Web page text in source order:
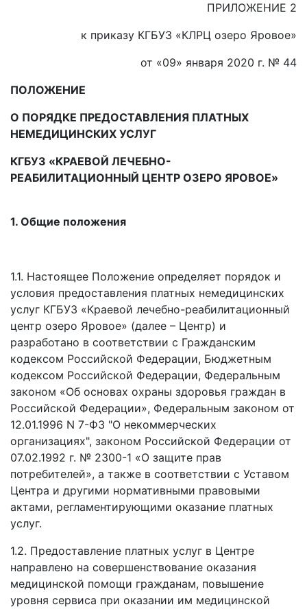
ПРИЛОЖЕНИЕ 2
к приказу КГБУЗ «КЛРЦ озеро Яровое»
от «09» января 2020 г. № 44
ПОЛОЖЕНИЕ
О ПОРЯДКЕ ПРЕДОСТАВЛЕНИЯ ПЛАТНЫХ
НЕМЕДИЦИНСКИХ УСЛУГ
КГБУЗ «КРАЕВОЙ ЛЕЧЕБНО-
РЕАБИЛИТАЦИОННЫЙ ЦЕНТР ОЗЕРО ЯРОВОЕ»
1. Общие положения
1.1. Настоящее Положение определяет порядок и
условия предоставления платных немедицинских
услуг КГБУЗ «Краевой лечебно-реабилитационный
центр озеро Яровое» (далее – Центр) и
разработано в соответствии с Гражданским
кодексом Российской Федерации, Бюджетным
кодексом Российской Федерации, Федеральным
законом «Об основах охраны здоровья граждан в
Российской Федерации», Федеральным законом от
12.01.1996 N 7-ФЗ "О некоммерческих
организациях", законом Российской Федерации от
07.02.1992 г. № 2300-1 «О защите прав
потребителей», а также в соответствии с Уставом
Центра и другими нормативными правовыми
актами, регламентирующими оказание платных
услуг.
1.2. Предоставление платных услуг в Центре
направлено на совершенствование оказания
медицинской помощи гражданам, повышение
уровня сервиса при оказании им медицинской